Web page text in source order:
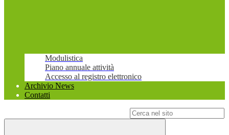
Modulistica
Piano annuale attività
Accesso al registro elettronico
Archivio News
Contatti